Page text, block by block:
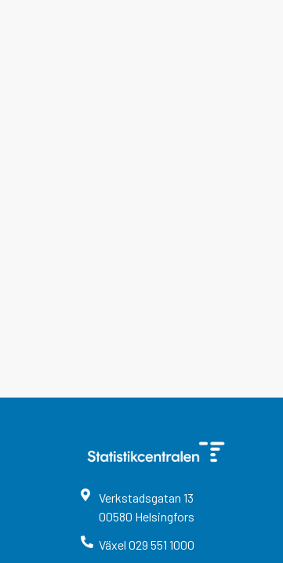
Verkstadsgatan 13
00580 Helsingfors
Växel 029 551 1000